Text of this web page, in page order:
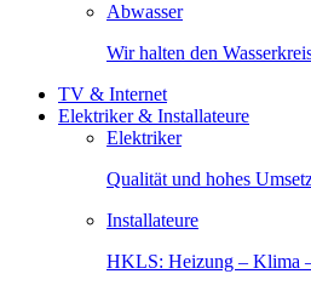
Abwasser
Wir halten den
TV & Internet
Elektriker & Installateure
Elektriker
Qualität und hohes
Installateure
HKLS: Heizung – Klima